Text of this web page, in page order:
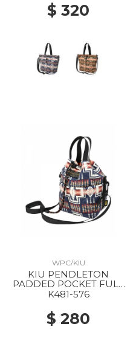
$ 320
WPC/KIU
KIU PENDLETON
PADDED POCKET FULL
MINI BAG 576 HARDING
K481-576
$ 280